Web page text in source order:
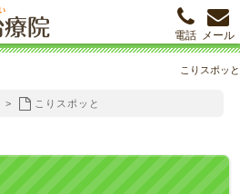
こりスポッと
> こりスポッと
メール
電話